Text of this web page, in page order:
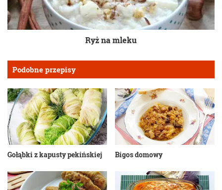
Ryż na mleku
Podobne przepisy
Gołąbki z kapusty pekińskiej Bigos domowy